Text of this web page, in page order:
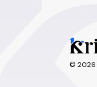
© 2026